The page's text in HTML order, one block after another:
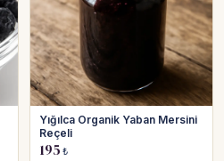
Yığılca Organik Yaban Mersini
Reçeli
195 ₺